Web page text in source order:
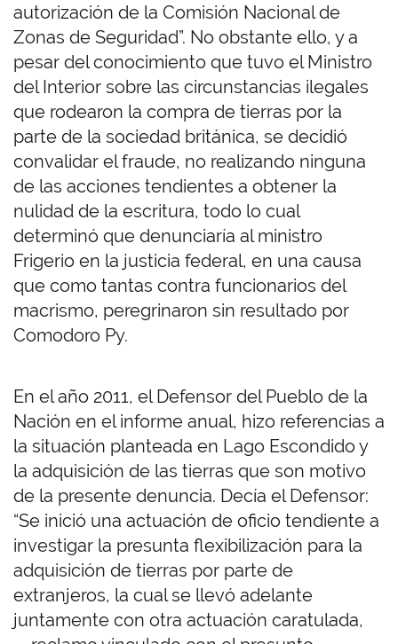
autorización de la Comisión Nacional de
Zonas de Seguridad”. No obstante ello, y a
pesar del conocimiento que tuvo el Ministro
del Interior sobre las circunstancias ilegales
que rodearon la compra de tierras por la
parte de la sociedad británica, se decidió
convalidar el fraude, no realizando ninguna
de las acciones tendientes a obtener la
nulidad de la escritura, todo lo cual
determinó que denunciaría al ministro
Frigerio en la justicia federal, en una causa
que como tantas contra funcionarios del
macrismo, peregrinaron sin resultado por
Comodoro Py.
En el año 2011, el Defensor del Pueblo de la
Nación en el informe anual, hizo referencias a
la situación planteada en Lago Escondido y
la adquisición de las tierras que son motivo
de la presente denuncia. Decía el Defensor:
“Se inició una actuación de oficio tendiente a
investigar la presunta flexibilización para la
adquisición de tierras por parte de
extranjeros, la cual se llevó adelante
juntamente con otra actuación caratulada,